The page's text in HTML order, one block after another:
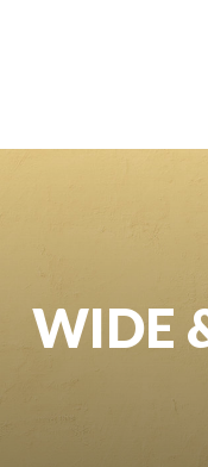
WIDE